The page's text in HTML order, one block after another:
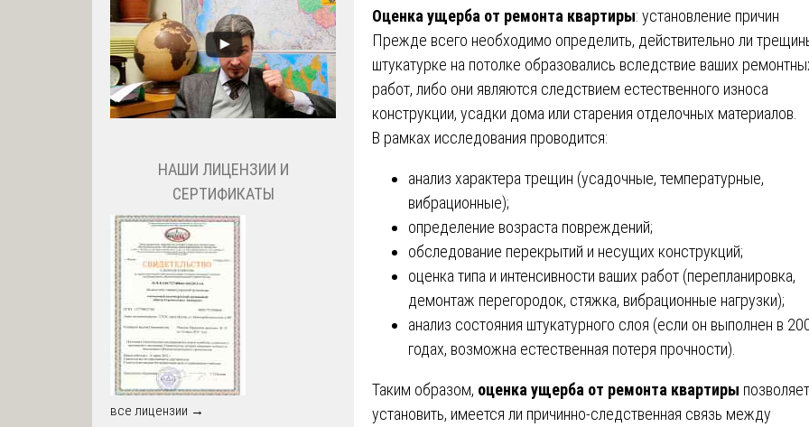
Оценка ущерба от ремонта квартиры: установление причин
Прежде всего необходимо определить, действительно ли
штукатурке на потолке образовались вследствие ваших
работ, либо они являются следствием естественного износа
конструкции, усадки дома или старения отделочных материалов.
В рамках исследования проводится:
анализ характера трещин (усадочные, температурные,
вибрационные);
определение возраста повреждений;
обследование перекрытий и несущих конструкций;
оценка типа и интенсивности ваших работ (перепланировка,
демонтаж перегородок, стяжка, вибрационные нагрузки);
анализ состояния штукатурного слоя (если он выполнен в
годах, возможна естественная потеря прочности).
Таким образом, оценка ущерба от ремонта квартиры позволяет
установить, имеется ли причинно-следственная связь между
НАШИ ЛИЦЕНЗИИ И
СЕРТИФИКАТЫ
все лицензии →